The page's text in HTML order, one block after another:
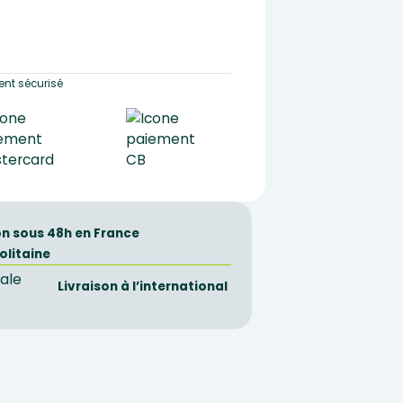
sécurisé
sous 48h en France
Livraison à l’international